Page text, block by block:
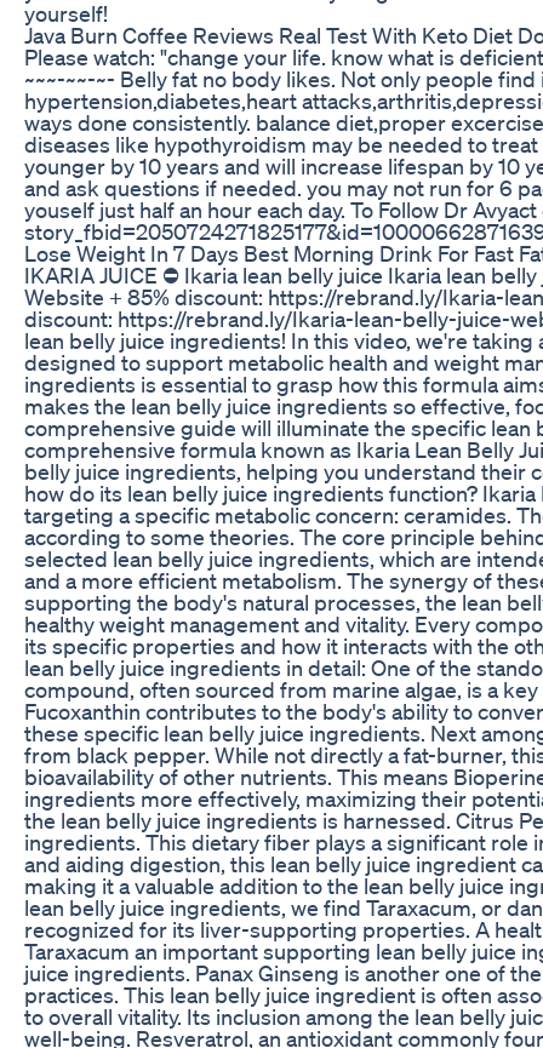
yourself!
Java Burn Coffee Reviews Real Test With Keto Diet
Please watch: "change your life. know what is
~~~-~~-~- Belly fat no body likes. Not only people
hypertension,diabetes,heart
ways done consistently. balance diet,proper
diseases like hypothyroidism may be needed to
younger by 10 years and will increase lifespan by 10
and ask questions if needed. you may not run for 6
youself just half an hour each day. To Follow Dr
Lose Weight In 7 Days Best Morning Drink For Fast
IKARIA JUICE ⛔ Ikaria lean belly juice Ikaria lean
Website + 85% discount: https://rebrand.ly/Ikaria-
discount: https://rebrand.ly/Ikaria-lean-belly-juice-
lean belly juice ingredients! In this video, we're
designed to support metabolic health and weight
ingredients is essential to grasp how this formula
makes the lean belly juice ingredients so effective,
comprehensive guide will illuminate the specific
comprehensive formula known as Ikaria Lean Belly
belly juice ingredients, helping you understand their
how do its lean belly juice ingredients function?
targeting a specific metabolic concern: ceramides.
according to some theories. The core principle
selected lean belly juice ingredients, which are
and a more efficient metabolism. The synergy of
supporting the body's natural processes, the lean
healthy weight management and vitality. Every
its specific properties and how it interacts with the
lean belly juice ingredients in detail: One of the
compound, often sourced from marine algae, is a
Fucoxanthin contributes to the body's ability to
these specific lean belly juice ingredients. Next
from black pepper. While not directly a fat-burner,
bioavailability of other nutrients. This means
ingredients more effectively, maximizing their
the lean belly juice ingredients is harnessed. Citrus
ingredients. This dietary fiber plays a significant role
and aiding digestion, this lean belly juice ingredient
making it a valuable addition to the lean belly juice
lean belly juice ingredients, we find Taraxacum, or
recognized for its liver-supporting properties. A
Taraxacum an important supporting lean belly juice
juice ingredients. Panax Ginseng is another one of
practices. This lean belly juice ingredient is often
to overall vitality. Its inclusion among the lean belly
well-being. Resveratrol, an antioxidant commonly